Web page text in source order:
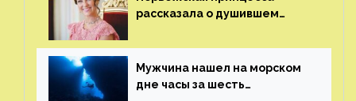
рассказала о душившем
генерала
Мужчина нашел на морском
дне часы за шесть